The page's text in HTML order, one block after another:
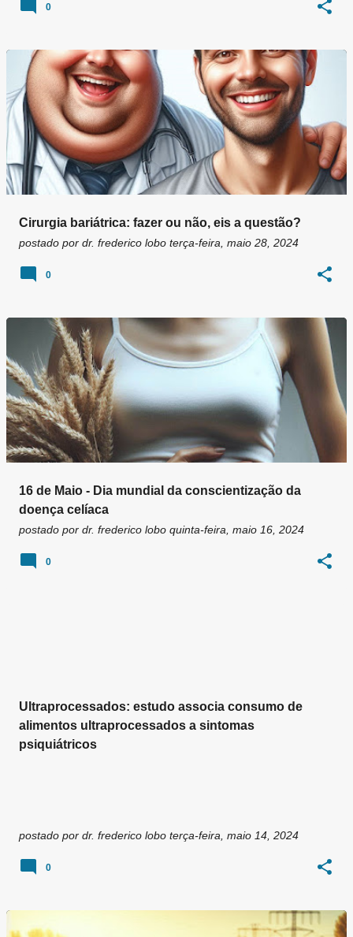
0
Cirurgia bariátrica: fazer ou não, eis a questão?
postado por dr. frederico lobo terça-feira, maio 28, 2024
0
16 de Maio - Dia mundial da conscientização da
doença celíaca
postado por dr. frederico lobo quinta-feira, maio 16, 2024
0
Ultraprocessados: estudo associa consumo de
alimentos ultraprocessados a sintomas
psiquiátricos
postado por dr. frederico lobo terça-feira, maio 14, 2024
0